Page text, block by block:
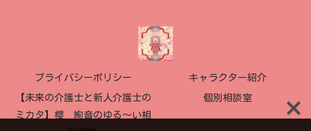
プライバシーポリシー キャラクター紹介
【未来の介護士と新人介護士の
ミカタ】櫻 絢音のゆる〜い相
個別相談室